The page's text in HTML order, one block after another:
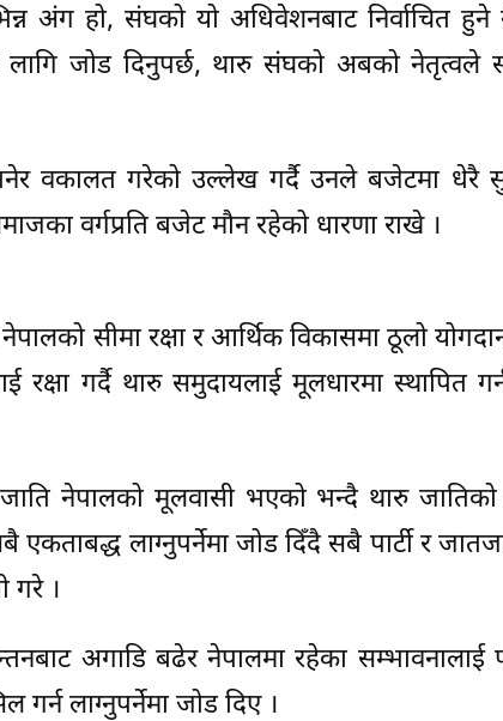
अंग हो, संघको यो अधिवेशनबाट निर्वाचित
लागि जोड दिनुपर्छ, थारु संघको अबको नेतृत्वले
भनेर वकालत गरेको उल्लेख गर्दै उनले बजेटमा धेरै
वर्गप्रति बजेट मौन रहेको धारणा राखे ।
सीमा रक्षा र आर्थिक विकासमा ठूलो
रक्षा गर्दै थारु समुदायलाई मूलधारमा स्थापित
जाति नेपालको मूलवासी भएको भन्दै थारु
लाग्नुपर्नेमा जोड दिँदै सबै पार्टी र
गरे ।
अगाडि बढेर नेपालमा रहेका सम्भावनालाई
गर्न लाग्नुपर्नेमा जोड दिए ।